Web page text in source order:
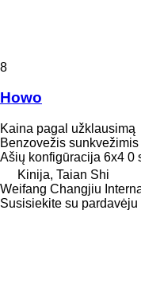
8
Howo
Kaina pagal užklausimą
Benzovežis sunkvežimis
Ašių konfigūracija 6x4 0
Kinija, Taian Shi
Weifang Changjiu
Susisiekite su pardavėju